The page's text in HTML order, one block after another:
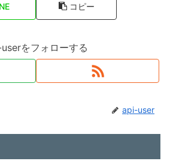
コピー
をフォローする
api-user